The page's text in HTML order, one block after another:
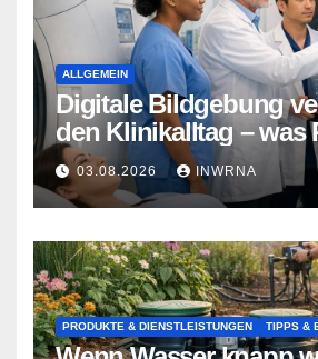
ALLGEMEIN
Digitale Bildgebung
den Klinikalltag – was
jetzt wissen sollten
03.08.2026 INWRNA
PRODUKTE & DIENSTLEISTUNGEN TIPPS &